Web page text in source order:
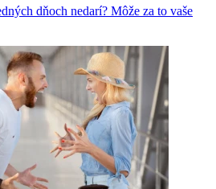
dňoch nedarí? Môže za to vaše